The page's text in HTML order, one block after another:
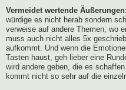
Vermeidet wertende Äußerungen:
würdige es nicht herab sondern
verweise auf andere Themen, wo
muss auch nicht alles 5x
aufkommt. Und wenn die
Tasten haust, geh lieber eine
wird andere geben, die es
kommt nicht so sehr auf die